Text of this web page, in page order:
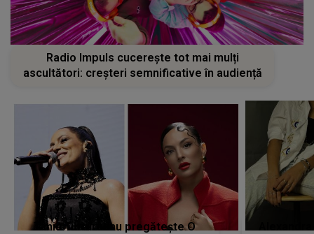
Radio Impuls cucerește tot mai mulți
ascultători: creșteri semnificative în audiență
Tania Turtureanu pregătește O